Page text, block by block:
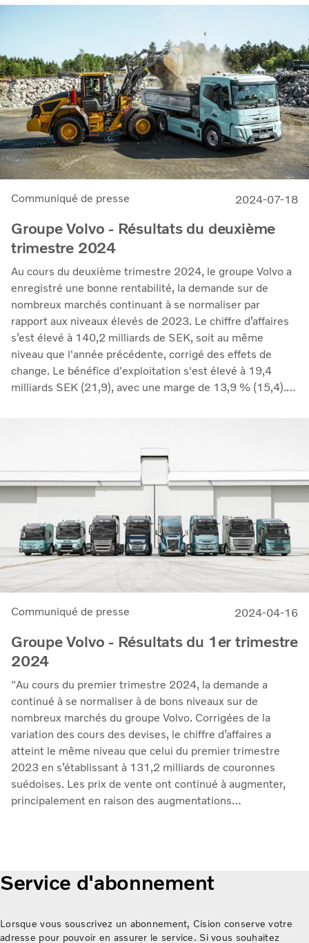
celles des services sont restées fermes et ont augmenté
bénéfices malgré la baisse des volumes de vente, avec un
résultat d'exploitation de 14,1 milliards SEK (19,3) et
une marge de 12,0 %
Communiqué de presse 2024-07-18
Groupe Volvo - Résultats du deuxième
trimestre 2024
Au cours du deuxième trimestre 2024, le groupe Volvo a
enregistré une bonne rentabilité, la demande sur de
nombreux marchés continuant à se normaliser par
rapport aux niveaux élevés de 2023. Le chiffre d’affaires
s’est élevé à 140,2 milliards de SEK, soit au même
niveau que l'année précédente, corrigé des effets de
change. Le bénéfice d'exploitation s'est élevé à 19,4
milliards SEK (21,9), avec une marge de 13,9 % (15,4).
investissements en R&D ont eu une incidence négative
de prix mises en œuvre l'année dernière a continué à
avoir un effet positif. Notre activité de services a
progressé de 5 % après correction des effets de change.
Sur une base mobile de 12 mois, les activités de services
ont généré des revenus de 130,3 milliards de couronnes
suédoises », a déclaré Martin Lundstedt, président-
directeur général.
Communiqué de presse 2024-04-16
Groupe Volvo - Résultats du 1er trimestre
2024
"Au cours du premier trimestre 2024, la demande a
continué à se normaliser à de bons niveaux sur de
nombreux marchés du groupe Volvo. Corrigées de la
variation des cours des devises, le chiffre d’affaires a
atteint le même niveau que celui du premier trimestre
2023 en s’établissant à 131,2 milliards de couronnes
suédoises. Les prix de vente ont continué à augmenter,
principalement en raison des augmentations
atteindre 37,7 % (30,3). Nous continuons à donner la
Service d'abonnement
Lorsque vous souscrivez un abonnement, Cision conserve votre
adresse pour pouvoir en assurer le service. Si vous souhaitez